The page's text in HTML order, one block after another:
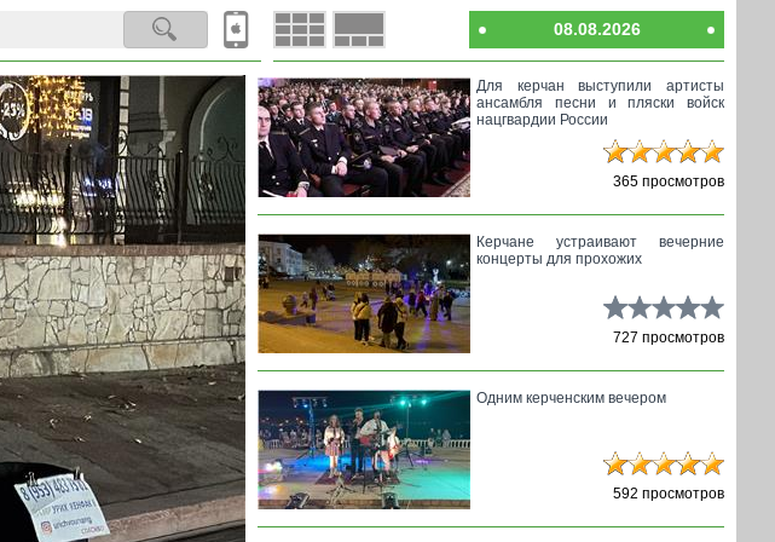
08.08.2026
Для керчан выступили артисты
ансамбля песни и пляски войск
нацгвардии России
365 просмотров
Керчане устраивают вечерние
концерты для прохожих
727 просмотров
Одним керченским вечером
592 просмотров